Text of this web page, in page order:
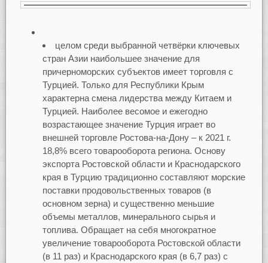
целом среди выбранной четвёрки ключевых
стран Азии наибольшее значение для
причерноморских субъектов имеет торговля с
Турцией. Только для Республики Крым
характерна смена лидерства между Китаем и
Турцией. Наиболее весомое и ежегодно
возрастающее значение Турция играет во
внешней торговле Ростова-на-Дону – к 2021 г.
18,8% всего товарооборота региона. Основу
экспорта Ростовской области и Краснодарского
края в Турцию традиционно составляют морские
поставки продовольственных товаров (в
основном зерна) и существенно меньшие
объемы металлов, минерального сырья и
топлива. Обращает на себя многократное
увеличение товарооборота Ростовской области
(в 11 раз) и Краснодарского края (в 6,7 раз) с